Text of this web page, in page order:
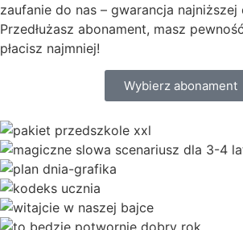
zaufanie do nas – gwarancja najniższej
Przedłużasz abonament, masz
płacisz najmniej!
Wybierz abonament